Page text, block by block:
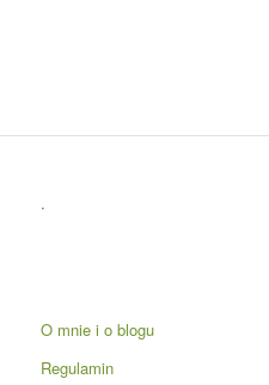
.
O mnie i o blogu
Regulamin